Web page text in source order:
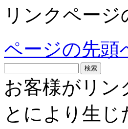
リンクペー
ページの先頭
お客様がリ
とにより生